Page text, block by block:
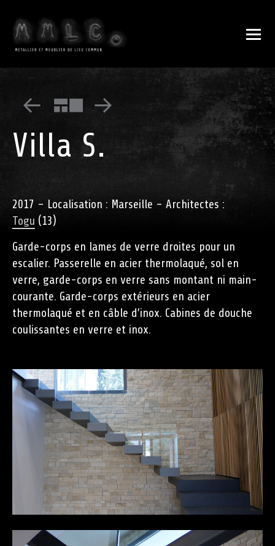
Villa S.
2017 – Localisation : Marseille – Architectes :
Togu (13)
Garde-corps en lames de verre droites pour un
escalier. Passerelle en acier thermolaqué, sol en
verre, garde-corps en verre sans montant ni main-
courante. Garde-corps extérieurs en acier
thermolaqué et en câble d’inox. Cabines de douche
coulissantes en verre et inox.